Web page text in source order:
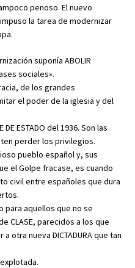
penoso. El nuevo
la tarea de modernizar
suponía ABOLIR
sociales».
de los grandes
el poder de la iglesia y del
ESTADO del 1936. Son las
perder los privilegios.
pueblo español y, sus
el Golpe fracase, es cuando
civil entre españoles que dura
para aquellos que no se
CLASE, parecidos a los que
otra nueva DICTADURA que tan